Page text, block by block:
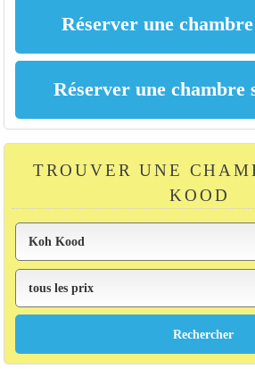
TROUVER UNE
KOOD